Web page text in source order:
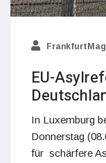
EU-
In Luxemburg
Donnerstag
für schärfere